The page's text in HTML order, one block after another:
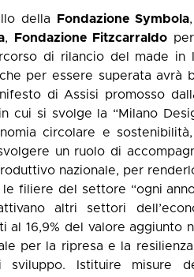
della Fondazione Symbola,
, Fondazione Fitzcarraldo
di rilancio del made in
per essere superata avrà
di Assisi promosso
cui si svolge la “Milano
circolare e
un ruolo di
nazionale, per
filiere del settore “ogni
altri settori
al 16,9% del valore aggiunto
per la ripresa e la
Istituire misure